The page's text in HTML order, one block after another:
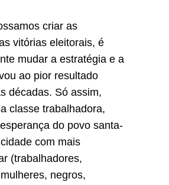
criar as
vitórias eleitorais, é
mudar a estratégia e a
ao pior resultado
décadas. Só assim,
classe trabalhadora,
do povo santa-
com mais
(trabalhadores,
negros,